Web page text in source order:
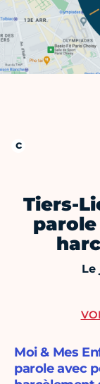
Tiers-
Le
Moi & Mes
parole avec